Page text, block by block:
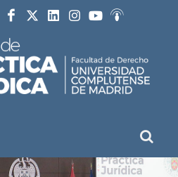
Facebook